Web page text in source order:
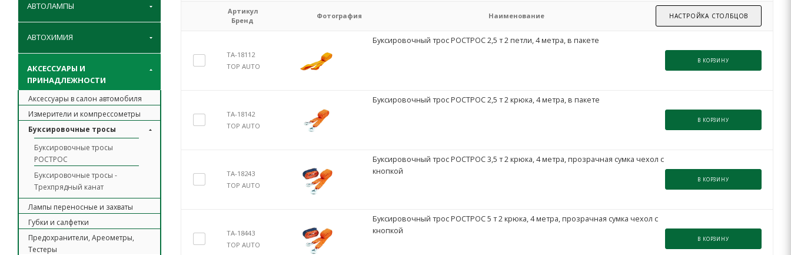
Артикул
Бренд
Фотография Наименование НАСТРОЙКА СТОЛБЦОВ
TA-18112
TOP AUTO
Буксировочный трос РОСТРОС 2,5 т 2 петли, 4 метра, в пакете
В КОРЗИНУ
TA-18142
TOP AUTO
Буксировочный трос РОСТРОС 2,5 т 2 крюка, 4 метра, в пакете
В КОРЗИНУ
TA-18243
TOP AUTO
Буксировочный трос РОСТРОС 3,5 т 2 крюка, 4 метра, прозрачная сумка чехол с
кнопкой
В КОРЗИНУ
TA-18443
TOP AUTO
Буксировочный трос РОСТРОС 5 т 2 крюка, 4 метра, прозрачная сумка чехол с
кнопкой
В КОРЗИНУ
АВТОЛАМПЫ
АВТОХИМИЯ
АКСЕССУАРЫ И
ПРИНАДЛЕЖНОСТИ
Аксессуары в салон автомобиля
Измерители и компрессометры
Буксировочные тросы
Буксировочные тросы
РОСТРОС
Буксировочные тросы -
Трехпрядный канат
Лампы переносные и захваты
Губки и салфетки
Предохранители, Ареометры,
Тестеры